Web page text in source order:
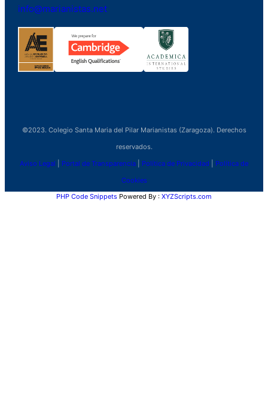
info@marianistas.net
©2023. Colegio Santa Maria del Pilar Marianistas (Zaragoza). Derechos
reservados.
Aviso Legal Portal de Transparencia Política de Privacidad Política de
Cookies
PHP Code Snippets Powered By : XYZScripts.com